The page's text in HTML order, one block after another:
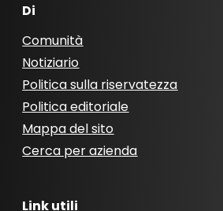
Di
Comunità
Notiziario
Politica sulla riservatezza
Politica editoriale
Mappa del sito
Cerca per azienda
Link utili